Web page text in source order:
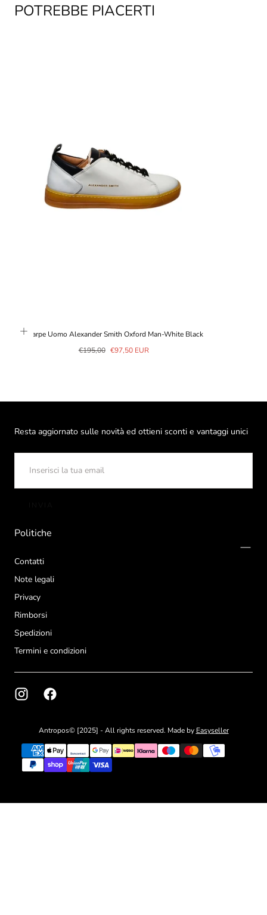
POTREBBE PIACERTI
Scarpe Uomo Alexander Smith Oxford Man-White Black
Prezzo
€195,00 Prezzo
€97,50 EUR
Resta aggiornato sulle novità ed ottieni sconti e vantaggi unici
EMAIL
Politiche
Contatti
Note legali
Privacy
Rimborsi
Spedizioni
Termini e condizioni
Antropos© [2025] - All rights reserved. Made by Easyseller
{"title"=>"Metodi
pagamento"}